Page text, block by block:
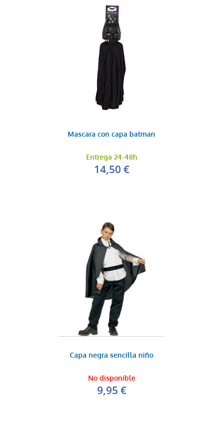
Mascara con capa batman
Entrega 24-48h
14,50 €
Capa negra sencilla niño
No disponible
9,95 €